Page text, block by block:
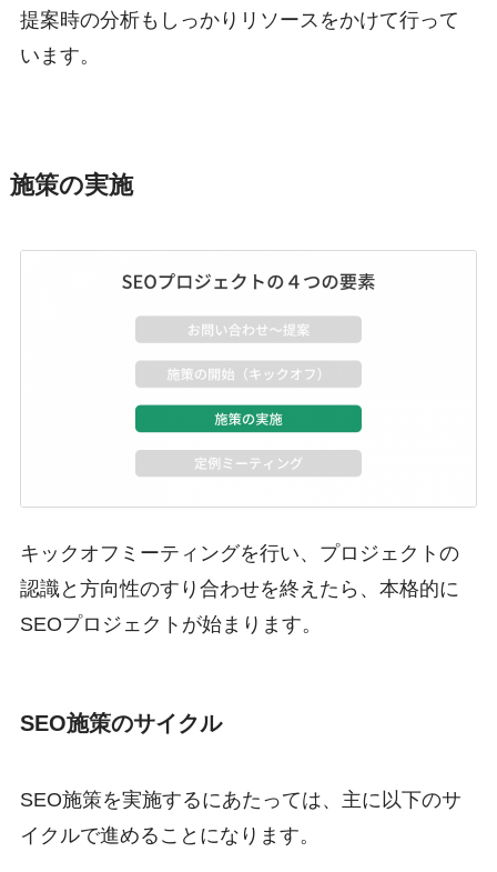
提案時の分析もしっかりリソースをかけて行って
います。
施策の実施
キックオフミーティングを行い、プロジェクトの
認識と方向性のすり合わせを終えたら、本格的に
SEOプロジェクトが始まります。
SEO施策のサイクル
SEO施策を実施するにあたっては、主に以下のサ
イクルで進めることになります。